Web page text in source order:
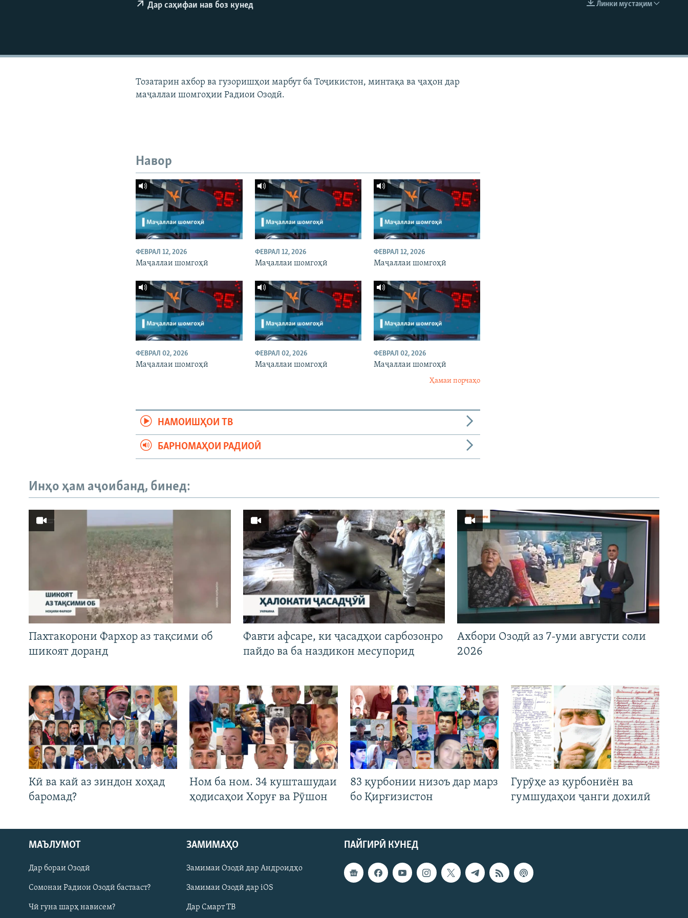
Русский
ПАЙГИРӢ КУНЕД
EMBED
Линки мустақим
Дар саҳифаи нав боз кунед
Тозатарин ахбор ва гузоришҳои марбут ба Тоҷикистон, минтақа ва ҷаҳон дар
маҷаллаи шомгоҳии Радиои Озодӣ.
Навор
ФЕВРАЛ 12, 2026
Маҷаллаи шомгоҳӣ
ФЕВРАЛ 12, 2026
Маҷаллаи шомгоҳӣ
ФЕВРАЛ 12, 2026
Маҷаллаи шомгоҳӣ
ФЕВРАЛ 02, 2026
Маҷаллаи шомгоҳӣ
ФЕВРАЛ 02, 2026
Маҷаллаи шомгоҳӣ
ФЕВРАЛ 02, 2026
Маҷаллаи шомгоҳӣ
Ҳамаи порчаҳо
НАМОИШҲОИ ТВ
БАРНОМАҲОИ РАДИОӢ
Инҳо ҳам аҷоибанд, бинед:
Пахтакорони Фархор аз тақсими об
шикоят доранд
Фавти афсаре, ки ҷасадҳои сарбозонро
пайдо ва ба наздикон месупорид
Ахбори Озодӣ аз 7-уми августи соли
2026
Кӣ ва кай аз зиндон хоҳад
баромад?
Ном ба ном. 34 кушташудаи
ҳодисаҳои Хоруғ ва Рӯшон
83 қурбонии низоъ дар марз
бо Қирғизистон
Гурӯҳе аз қурбониён ва
гумшудаҳои ҷанги дохилӣ
ПАЙГИРӢ КУНЕД
МАЪЛУМОТ
Дар бораи Озодӣ
Сомонаи Радиои Озодӣ бастааст?
Чӣ гуна шарҳ нависем?
ЗАМИМАҲО
Замимаи Озодӣ дар Андроидҳо
Замимаи Озодӣ дар iOS
Дар Смарт ТВ